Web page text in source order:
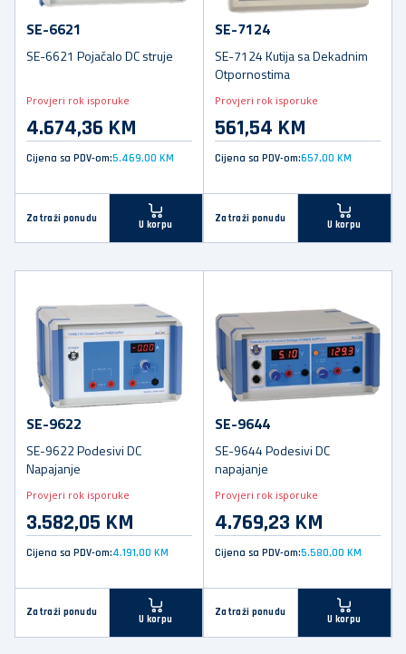
SE-6621
SE-6621 Pojačalo DC struje
Provjeri rok isporuke
4.674,36 KM
Cijena sa PDV-om:5.469,00 KM
Zatraži ponudu
U korpu
SE-7124
SE-7124 Kutija sa Dekadnim
Otpornostima
Provjeri rok isporuke
561,54 KM
Cijena sa PDV-om:657,00 KM
Zatraži ponudu
U korpu
SE-9622
SE-9622 Podesivi DC
Napajanje
Provjeri rok isporuke
3.582,05 KM
Cijena sa PDV-om:4.191,00 KM
Zatraži ponudu
U korpu
SE-9644
SE-9644 Podesivi DC
napajanje
Provjeri rok isporuke
4.769,23 KM
Cijena sa PDV-om:5.580,00 KM
Zatraži ponudu
U korpu